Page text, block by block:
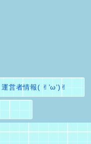
運営者情報( ✌︎’ω’)✌︎